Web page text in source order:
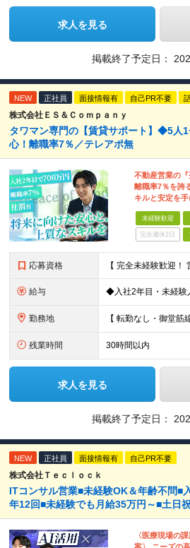
求人を見る
掲載終了予定日：
NEW 正社員 面接情報有 自己PR不要
株式会社ＥＳ＆Ｃｏｍｐａｎｙ
タワマン専門の【賃貸サポート】◆5人
心！離職率7％／テレアポ無
不動産営業の『
離職率7％を誇
キルと安定を手
未経験歓迎
完全週休2日
応募資格
給与
勤務地
残業時間 30時間以内
求人を見る
掲載終了予定日：
NEW 正社員 面接情報有 自己PR不要
株式会社Ｔｅｃｌｏｃｋ
ITコンサル営業■未経験OK＆年齢不問■
年12回■未経験でも月給35万円～■土日
〈医療現場の